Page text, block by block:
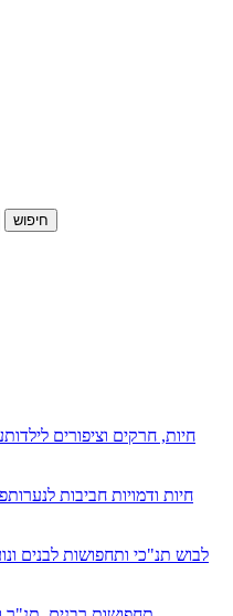
חיפוש
חיות, חרקים וציפורים לילדות
חיות ודמויות חביבות לנערות
לבוש תנ"כי ותחפושות לבנים